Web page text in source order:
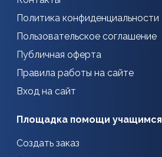
Политика конфиденциальности
Пользовательское соглашение
Публичная оферта
Правила работы на сайте
Вход на сайт
Площадка помощи учащимся
Создать заказ